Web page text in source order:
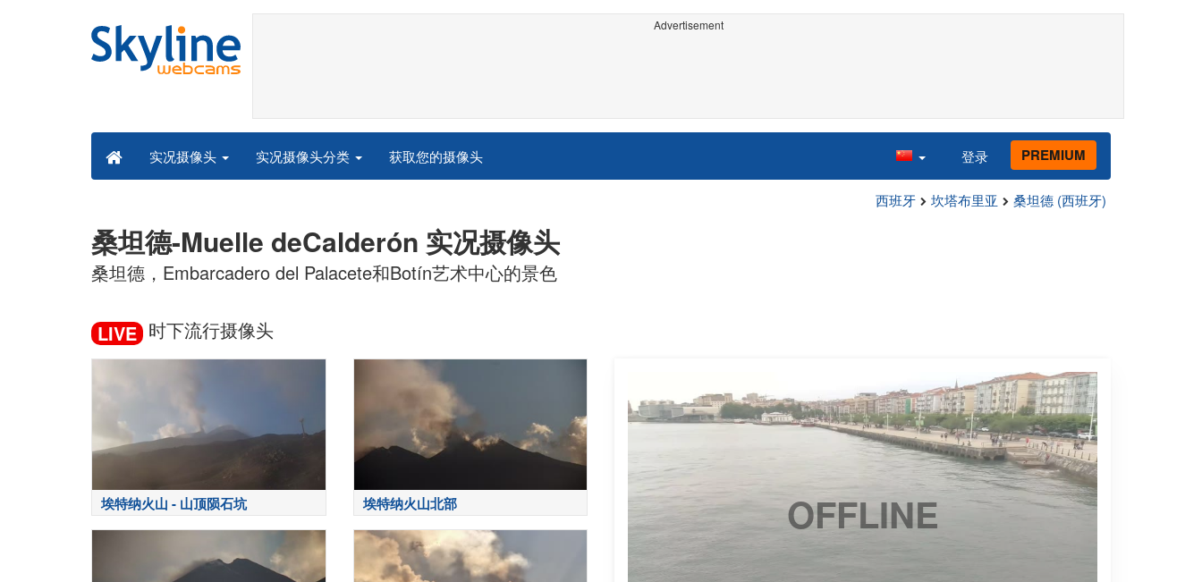
Advertisement
实况摄像头 实况摄像头分类 获取您的摄像头 登录 PREMIUM
西班牙 坎塔布里亚 桑坦德 (西班牙)
桑坦德-Muelle deCalderón 实况摄像头
桑坦德，Embarcadero del Palacete和Botín艺术中心的景色
LIVE 时下流行摄像头
埃特纳火山 - 山顶陨石坑 埃特纳火山北部 OFFLINE